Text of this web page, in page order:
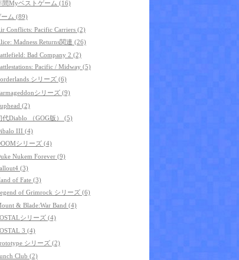
間Myベストゲーム (16)
ーム (89)
Conflicts: Pacific Carriers (2)
Madness Returns関連 (26)
Bad Company 2 (2)
Pacific / Midway (5)
シリーズ (6)
シリーズ (9)
(2)
代Diablo （GOG版） (5)
III (4)
シリーズ (4)
Nukem Forever (9)
(3)
of Fate (3)
of Grimrock シリーズ (6)
& Blade:War Band (4)
シリーズ (4)
3 (4)
シリーズ (2)
Club (2)